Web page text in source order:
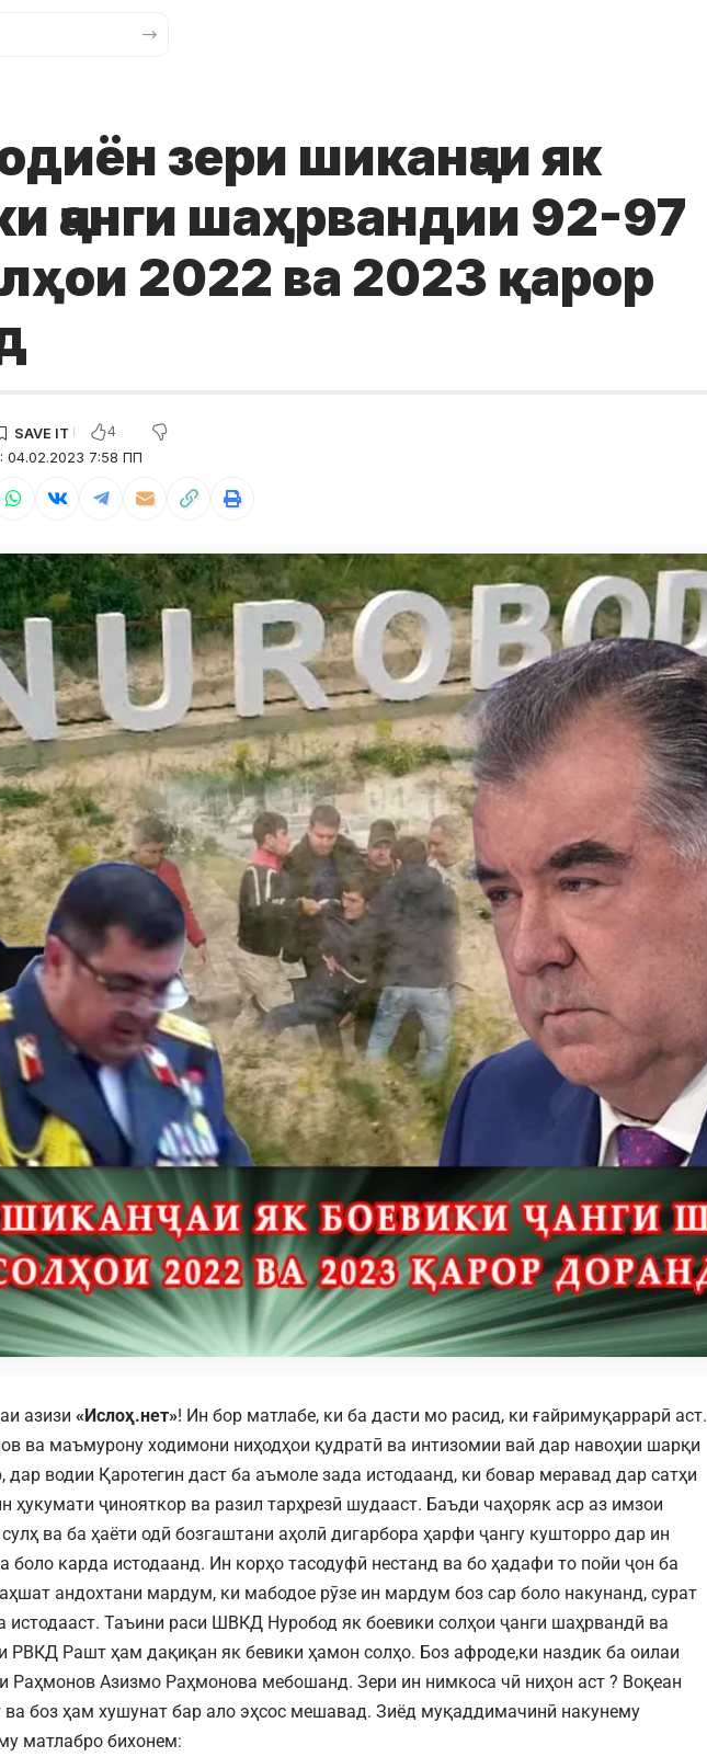
зери шиканҷаи як
ҷанги шаҳрвандии 92-97
2022 ва 2023 қарор
04.02.2023 7:58 ПП
4
азизи «Ислоҳ.нет»! Ин бор матлабе, ки ба дасти мо расид, ки ғайримуқаррарӣ аст.
ва маъмурону ходимони ниҳодҳои қудратӣ ва интизомии вай дар навоҳии шарқи
дар водии Қаротегин даст ба аъмоле зада истодаанд, ки бовар меравад дар сатҳи
ҳукумати ҷинояткор ва разил тарҳрезӣ шудааст. Баъди чаҳоряк аср аз имзои
ва ба ҳаёти одӣ бозгаштани аҳолӣ дигарбора ҳарфи ҷангу кушторро дар ин
боло карда истодаанд. Ин корҳо тасодуфӣ нестанд ва бо ҳадафи то пойи ҷон ба
андохтани мардум, ки мабодое рӯзе ин мардум боз сар боло накунанд, сурат
истодааст. Таъини раси ШВКД Нуробод як боевики солҳои ҷанги шаҳрвандӣ ва
РВКД Рашт ҳам дақиқан як бевики ҳамон солҳо. Боз афроде,ки наздик ба оилаи
Раҳмонов Азизмо Раҳмонова мебошанд. Зери ин нимкоса чӣ ниҳон аст ? Воқеан
боз ҳам хушунат бар ало эҳсос мешавад. Зиёд муқаддимачинӣ накунему
матлабро бихонем: